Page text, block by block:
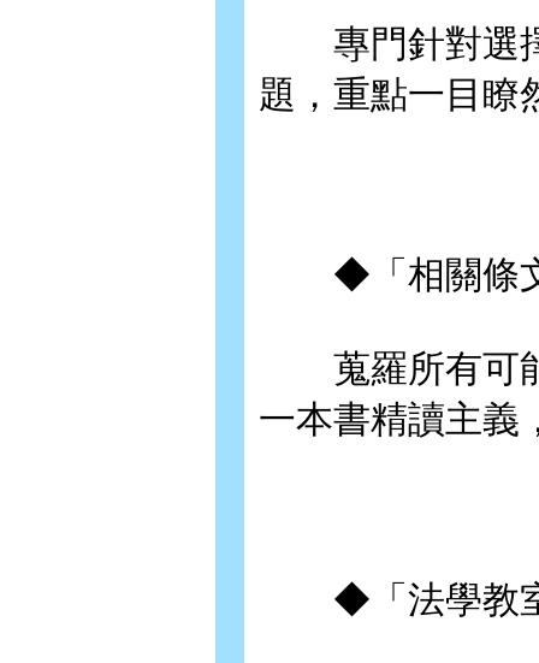
專門針對選擇
題，重點一目瞭
◆「相關條文
蒐羅所有可能
一本書精讀主義
◆「法學教